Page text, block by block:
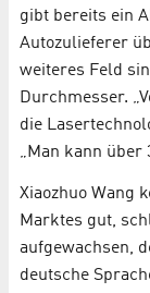
gibt bereits ein
Autozulieferer
weiteres Feld
Durchmesser.
die
„Man kann über
Xiaozhuo Wang
Marktes gut,
aufgewachsen,
deutsche